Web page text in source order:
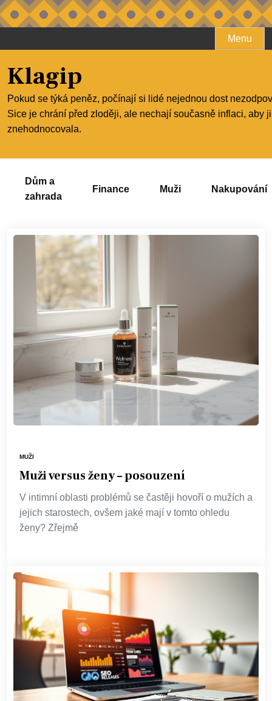
to
Menu
Klagip
Pokud se týká peněz, počínají si lidé nejednou dost
Sice je chrání před zloději, ale nechají současně inflaci, aby
znehodnocovala.
Dům a
zahrada
Finance Muži Nakupování
MUŽI
Muži versus ženy – posouzení
V intimní oblasti problémů se častěji hovoří o mužích a
jejich starostech, ovšem jaké mají v tomto ohledu
ženy? Zřejmě